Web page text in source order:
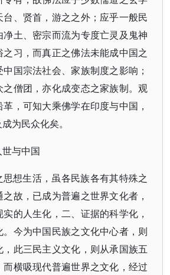
、贤首，游之之外；应乎一般民
土、密宗而流为专度亡灵及鬼神
习，而真正之佛法未能成中国之
国宗法社会、家族制度之影响；
僧团，亦化成变态之家族制。观
，可知大乘佛学在印度与中国，
为民众化矣。
与中国
想生活，虽各民族各有其特殊之
故，已成为普遍之世界文化者，
的人生化，二、证据的科学化，
今为中国民族之文化中心者，则
此三民主义文化，则从承国族五
横吸现代普遍世界之文化，经过